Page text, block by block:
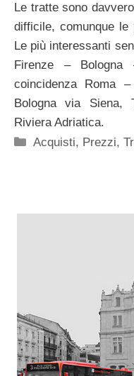
Le tratte sono
difficile, comunque le
Le più interessanti
Firenze –
coincidenza Roma
Bologna via Siena,
Riviera Adriatica.
Categorie
Acquisti, Prezzi,